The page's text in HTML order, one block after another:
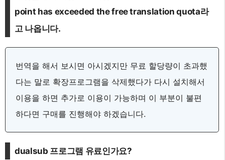
point has exceeded the free translation quota라
고 나옵니다.
번역을 해서 보시면 아시겠지만 무료 할당량이 초과했
다는 말로 확장프로그램을 삭제했다가 다시 설치해서
이용을 하면 추가로 이용이 가능하며 이 부분이 불편
하다면 구매를 진행해야 하겠습니다.
dualsub 프로그램 유료인가요?